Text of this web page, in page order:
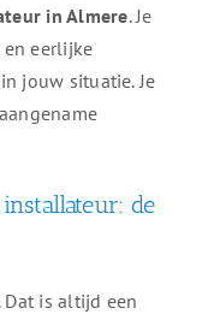
in Almere. Je
eerlijke
jouw situatie. Je
de
is altijd een